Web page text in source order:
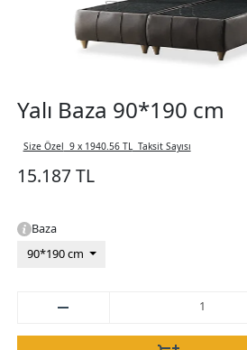
Yalı Baza 90*190 cm
Size Özel 9 x 1940.56 TLTaksit Sayısı
15.187 TL
Baza
90*190 cm